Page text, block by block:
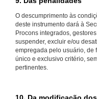
O descumprimento às
deste instrumento dará à
Procons integrados,
suspender, excluir e/ou
empregada pelo usuário, de
único e exclusivo critério,
pertinentes.